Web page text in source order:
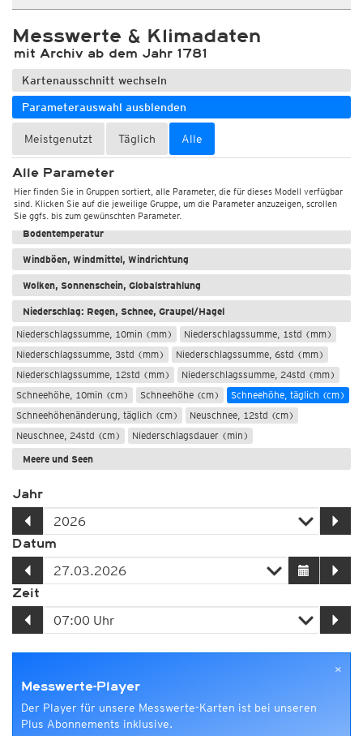
Messwerte & Klimadaten
mit Archiv ab dem Jahr 1781
Kartenausschnitt wechseln
Parameterauswahl ausblenden
Meistgenutzt Täglich Alle
Alle Parameter
Hier finden Sie in Gruppen sortiert, alle Parameter, die für dieses Modell verfügbar
sind. Klicken Sie auf die jeweilige Gruppe, um die Parameter anzuzeigen, scrollen
Sie ggfs. bis zum gewünschten Parameter.
Temperatur und Luftfeuchtigkeit
Bodentemperatur
Windböen, Windmittel, Windrichtung
Wolken, Sonnenschein, Globalstrahlung
Niederschlag: Regen, Schnee, Graupel/Hagel
Niederschlagssumme, 10min (mm)
Niederschlagssumme, 1std (mm)
Niederschlagssumme, 3std (mm)
Niederschlagssumme, 6std (mm)
Niederschlagssumme, 12std (mm)
Niederschlagssumme, 24std (mm)
Schneehöhe, 10min (cm)
Schneehöhe (cm)
Schneehöhe, täglich (cm)
Schneehöhenänderung, täglich (cm)
Neuschnee, 12std (cm)
Neuschnee, 24std (cm)
Niederschlagsdauer (min)
Meere und Seen
Jahr
Datum
Zeit
×
Messwerte-Player
Der Player für unsere Messwerte-Karten ist bei unseren
Plus Abonnements inklusive.